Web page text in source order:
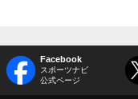
Facebook
スポーツナビ
公式ページ